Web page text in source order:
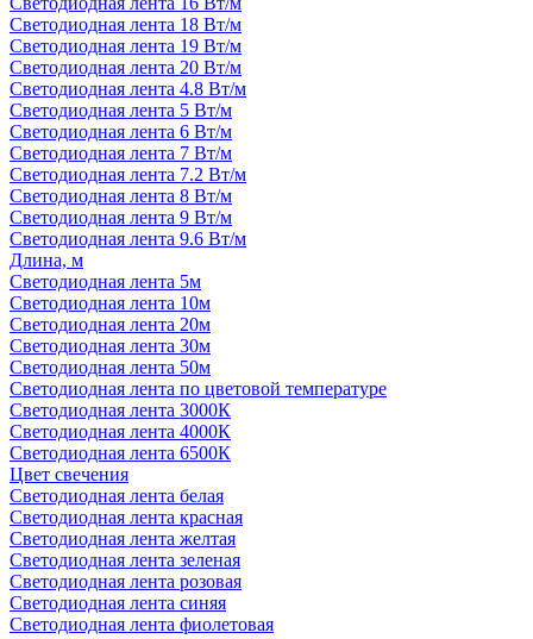
Светодиодная лента 18 Вт/м
Светодиодная лента 19 Вт/м
Светодиодная лента 20 Вт/м
Светодиодная лента 4.8 Вт/м
Светодиодная лента 5 Вт/м
Светодиодная лента 6 Вт/м
Светодиодная лента 7 Вт/м
Светодиодная лента 7.2 Вт/м
Светодиодная лента 8 Вт/м
Светодиодная лента 9 Вт/м
Светодиодная лента 9.6 Вт/м
Длина, м
Светодиодная лента 5м
Светодиодная лента 10м
Светодиодная лента 20м
Светодиодная лента 30м
Светодиодная лента 50м
Светодиодная лента по цветовой температуре
Светодиодная лента 3000К
Светодиодная лента 4000К
Светодиодная лента 6500К
Цвет свечения
Светодиодная лента белая
Светодиодная лента красная
Светодиодная лента желтая
Светодиодная лента зеленая
Светодиодная лента розовая
Светодиодная лента синяя
Светодиодная лента фиолетовая